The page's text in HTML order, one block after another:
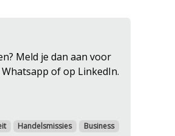
Meld je dan aan voor
of op LinkedIn.
Handelsmissies Business